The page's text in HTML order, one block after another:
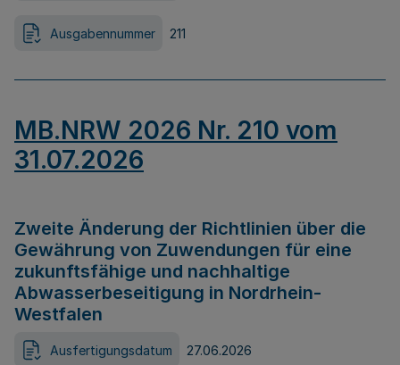
Ausgabennummer 211
MB.NRW 2026 Nr. 210 vom
31.07.2026
Zweite Änderung der Richtlinien über die
Gewährung von Zuwendungen für eine
zukunftsfähige und nachhaltige
Abwasserbeseitigung in Nordrhein-
Westfalen
Ausfertigungsdatum 27.06.2026